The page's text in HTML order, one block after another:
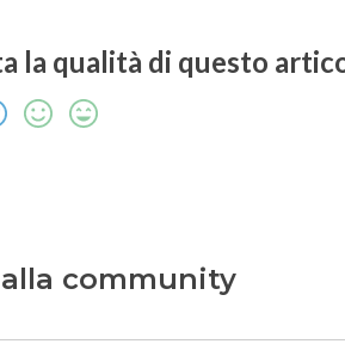
la qualità di questo
community